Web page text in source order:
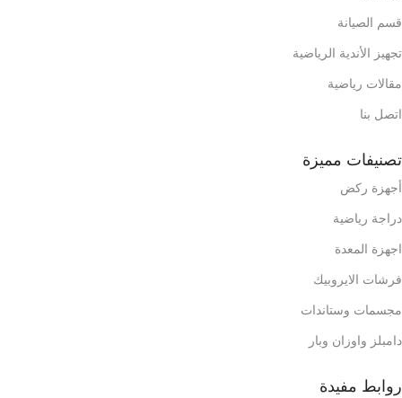
قسم الصيانة
تجهيز الأندية الرياضية
مقالات رياضية
اتصل بنا
تصنيفات مميزة
أجهزة ركض
دراجة رياضية
اجهزة المعدة
فرشات الايروبيك
مجسمات وستاندات
دامبلز واوزان وبار
روابط مفيدة